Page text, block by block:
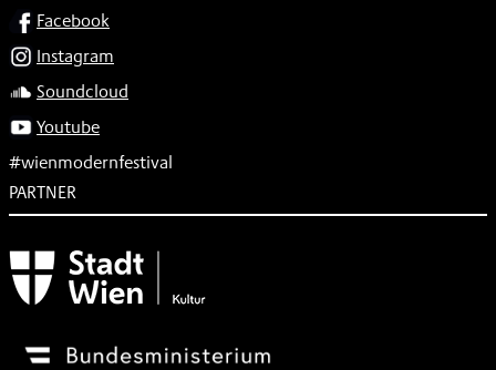
SOCIALFacebook
Instagram
Soundcloud
Youtube
#wienmodernfestival
PARTNER
Subventionsgeber